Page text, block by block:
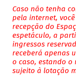
Caso não tenha
pela internet,
recepção do
espetáculo, a
ingressos
receberá apenas
o caso, estando o
sujeito à lotação